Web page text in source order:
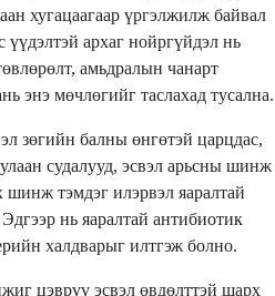
хугацаагаар үргэлжилж байвал
үүдэлтэй архаг нойргүйдэл нь
амьдралын чанарт
энэ мөчлөгийг таслахад тусална.
зөгийн балны өнгөтэй царцдас,
судалууд, эсвэл арьсны шинж
шинж тэмдэг илэрвэл яаралтай
нь яаралтай антибиотик
халдварыг илтгэж болно.
цэврүү эсвэл өвдөлттэй шарх